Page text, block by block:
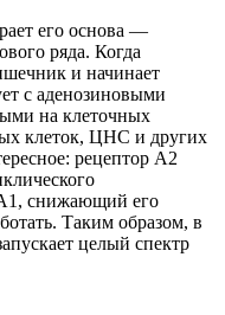
его основа —
ряда. Когда
и начинает
с аденозиновыми
на клеточных
клеток, ЦНС и других
рецептор А2
снижающий его
Таким образом, в
целый спектр